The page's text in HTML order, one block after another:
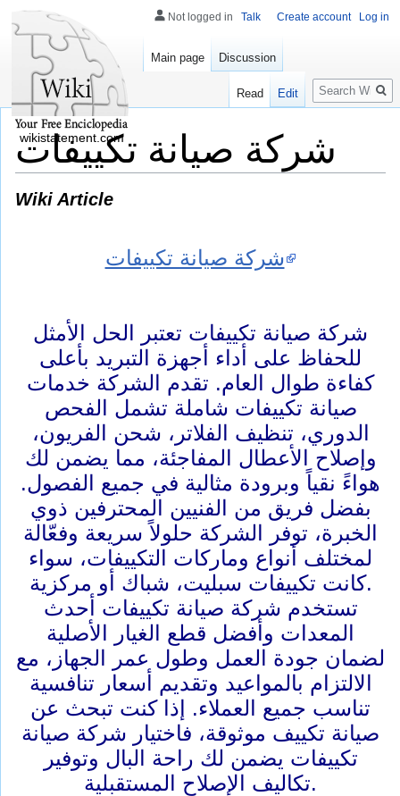
شركة صيانة تكييفات
Wiki Article
شركة صيانة تكييفات
شركة صيانة تكييفات تعتبر الحل الأمثل
للحفاظ على أداء أجهزة التبريد بأعلى
كفاءة طوال العام. تقدم الشركة خدمات
صيانة تكييفات شاملة تشمل الفحص
الدوري، تنظيف الفلاتر، شحن الفريون،
وإصلاح الأعطال المفاجئة، مما يضمن لك
هواءً نقياً وبرودة مثالية في جميع الفصول.
بفضل فريق من الفنيين المحترفين ذوي
الخبرة، توفر الشركة حلولاً سريعة وفعّالة
لمختلف أنواع وماركات التكييفات، سواء
كانت تكييفات سبليت، شباك أو مركزية.
تستخدم شركة صيانة تكييفات أحدث
المعدات وأفضل قطع الغيار الأصلية
لضمان جودة العمل وطول عمر الجهاز، مع
الالتزام بالمواعيد وتقديم أسعار تنافسية
تناسب جميع العملاء. إذا كنت تبحث عن
صيانة تكييف موثوقة، فاختيار شركة صيانة
تكييفات يضمن لك راحة البال وتوفير
تكاليف الإصلاح المستقبلية.
Not logged in Talk Create account Log in
Main page Discussion
Read Edit
Search
wikistatement.com